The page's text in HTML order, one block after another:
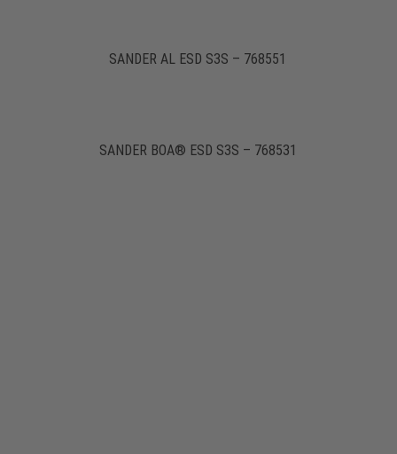
SANDER AL ESD S3S – 768551
SANDER BOA® ESD S3S – 768531